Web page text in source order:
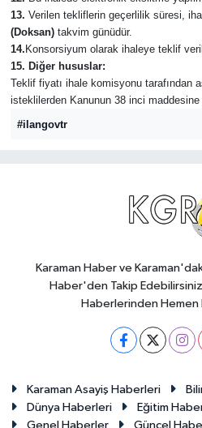
13. Verilen tekliflerin geçerlilik süresi,
(Doksan)takvim günüdür.
14. Konsorsiyum olarak ihaleye teklif
15. Diğer hususlar:
Teklif fiyatı ihale komisyonu tarafından
isteklilerden Kanunun 38 inci
#ilangovtr
Karaman Haber ve
Haber'den Takip
Haberlerinden
Karaman Asayiş Haberleri
Dünya Haberleri
Eğitim
Genel Haberler
Güncel